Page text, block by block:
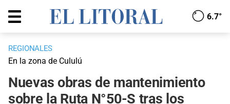
6.7°
REGIONALES
En la zona de Cululú
Nuevas obras de mantenimiento
sobre la Ruta N°50-S tras los